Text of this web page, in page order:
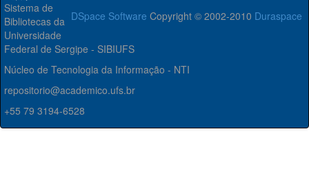
DSpace Software Copyright © 2002-2010 Duraspace
Sistema de
Bibliotecas da
Universidade
Federal de Sergipe - SIBIUFS
Núcleo de Tecnologia da Informação - NTI
repositorio@academico.ufs.br
+55 79 3194-6528